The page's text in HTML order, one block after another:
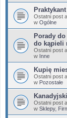
Ostatni post
w Ogólne
Porady
do kąpieli
Ostatni post
w Inne
Kupię
Ostatni post
w Pozostałe
Ostatni post
w Sklepy,